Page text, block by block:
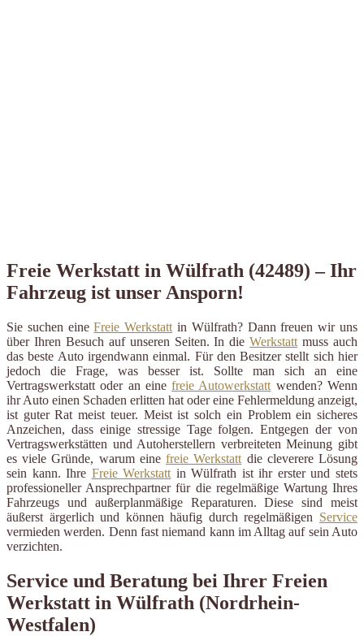
Freie Werkstatt in Wülfrath (42489) – Ihr
Fahrzeug ist unser Ansporn!
Sie suchen eineFreie Werkstatt in Wülfrath? Dann freuen wir uns
über Ihren Besuch auf unseren Seiten. In dieWerkstatt muss auch
das beste Auto irgendwann einmal. Für den Besitzer stellt sich hier
jedoch die Frage, was besser ist. Sollte man sich an eine
Vertragswerkstatt oder an einefreie Autowerkstatt wenden? Wenn
ihr Auto einen Schaden erlitten hat oder eine Fehlermeldung anzeigt,
ist guter Rat meist teuer. Meist ist solch ein Problem ein sicheres
Anzeichen, dass einige stressige Tage folgen. Entgegen der von
Vertragswerkstätten und Autoherstellern verbreiteten Meinung gibt
es viele Gründe, warum einefreie Werkstatt die cleverere Lösung
sein kann. Ihre Freie Werkstatt in Wülfrath ist ihr erster und stets
professioneller Ansprechpartner für die regelmäßige Wartung Ihres
Fahrzeugs und außerplanmäßige Reparaturen. Diese sind meist
äußerst ärgerlich und können häufig durch regelmäßigen Service
vermieden werden. Denn fast niemand kann im Alltag auf sein Auto
verzichten.
Service und Beratung bei Ihrer Freien
Werkstatt in Wülfrath (Nordrhein-
Westfalen)